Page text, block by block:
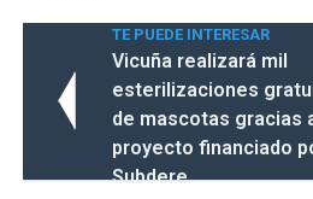
TE PUEDE INTERESAR
Vicuña realizará mil
esterilizaciones
de mascotas gracias
proyecto financiado
Subdere